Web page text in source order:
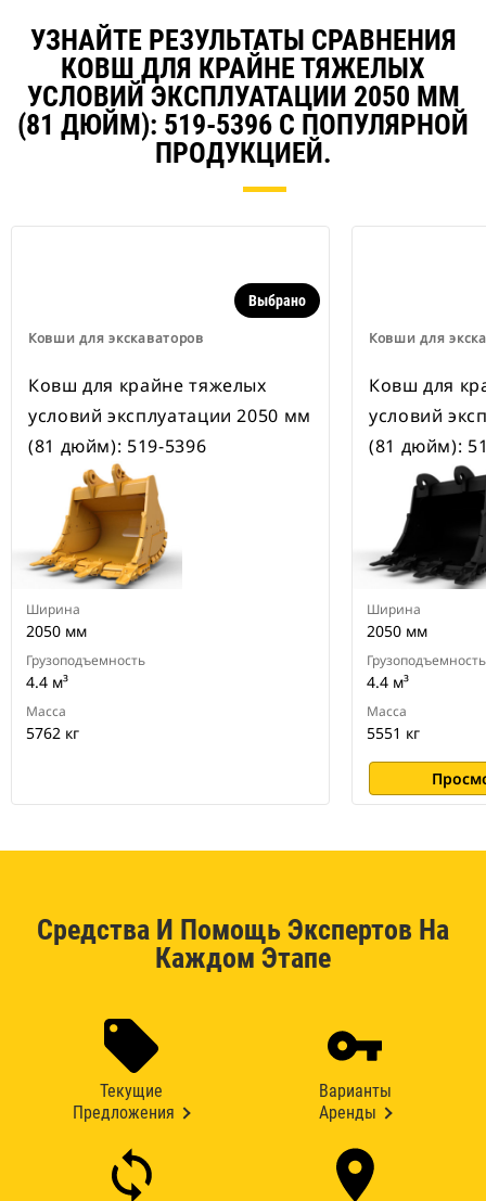
навесного оборудования,
рассчитанные на ширину для
рытья траншей.
В навесном оборудовании,
совместимом со специальным
устройством для быстрой смены
навесного оборудования CW,
применяются неподвижно
быстрой смены навесного
оборудования CW оснащены
надежного удержания навесного
В наличии имеются
специальные устройства для
быстрой смены навесного
оборудования CW для всех
УЗНАЙТЕ РЕЗУЛЬТАТЫ СРАВНЕНИЯ
КОВШ ДЛЯ КРАЙНЕ ТЯЖЕЛЫХ
УСЛОВИЙ ЭКСПЛУАТАЦИИ 2050 ММ
(81 ДЮЙМ): 519-5396 С ПОПУЛЯРНОЙ
ПРОДУКЦИЕЙ.
Ковши для экскаваторов
Выбрано
Ковш для крайне тяжелых
условий эксплуатации 2050 мм
(81 дюйм): 519-5396
Ширина
2050 мм
Грузоподъемность
4.4 м³
Масса
5762 кг
Ковши для
Ковш для
условий
(81 дюйм):
Ширина
2050 мм
Грузоподъемность
4.4 м³
Масса
5551 кг
Средства И Помощь Экспертов На
Каждом Этапе
Текущие
Предложения
Варианты
Аренды